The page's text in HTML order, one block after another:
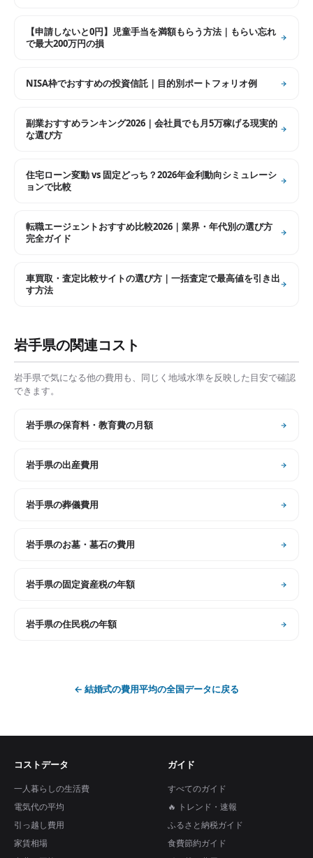
【申請しないと0円】児童手当を満額もらう方法｜もらい忘れ
で最大200万円の損
NISA枠でおすすめの投資信託｜目的別ポートフォリオ例
副業おすすめランキング2026｜会社員でも月5万稼げる現実的
な選び方
住宅ローン変動 vs 固定どっち？2026年金利動向シミュレーシ
ョンで比較
転職エージェントおすすめ比較2026｜業界・年代別の選び方
完全ガイド
車買取・査定比較サイトの選び方｜一括査定で最高値を引き出
す方法
岩手県の関連コスト
岩手県で気になる他の費用も、同じく地域水準を反映した目安で確認
できます。
岩手県の保育料・教育費の月額
岩手県の出産費用
岩手県の葬儀費用
岩手県のお墓・墓石の費用
岩手県の固定資産税の年額
岩手県の住民税の年額
← 結婚式の費用平均の全国データに戻る
コストデータ
一人暮らしの生活費
電気代の平均
引っ越し費用
家賃相場
ガイド
すべてのガイド
🔥 トレンド・速報
ふるさと納税ガイド
食費節約ガイド